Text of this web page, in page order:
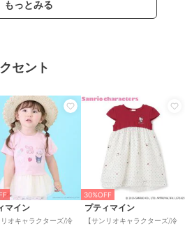
もっとみる
セント
マイン
リオキャラクターズ/冷
30%OFF
プティマイン
【サンリオキャラクターズ/冷